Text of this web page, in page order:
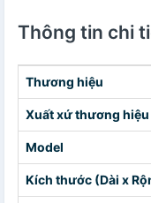
Thông tin chi
Thương hiệu
Xuất xứ thương hiệu
Model
Kích thước (Dài x